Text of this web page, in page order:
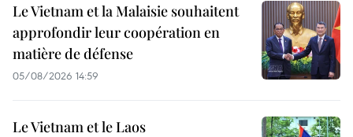
Le Vietnam et la Malaisie souhaitent
approfondir leur coopération en
matière de défense
05/08/2026 14:59
Le Vietnam et le Laos